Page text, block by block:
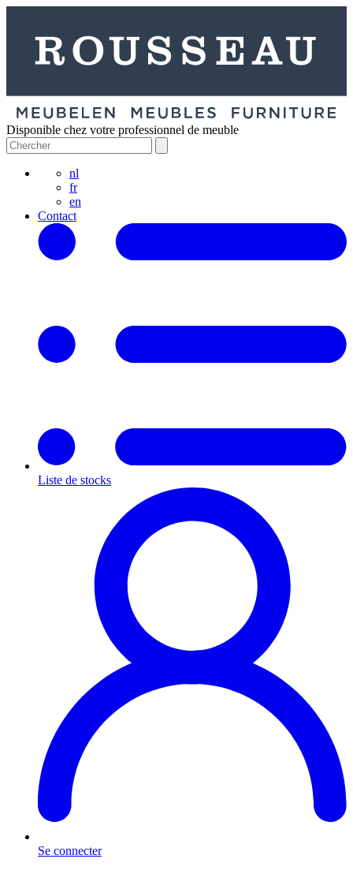
Disponible chez votre professionnel de meuble
nl
fr
en
Contact
Liste de stocks
Se connecter